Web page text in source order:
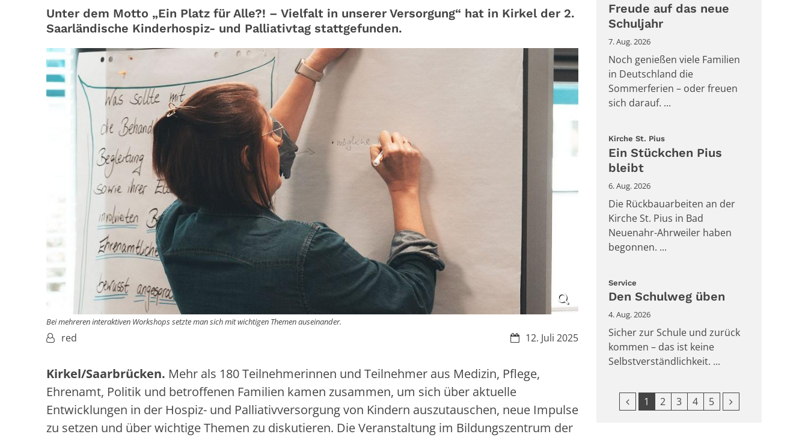
Unter dem Motto „Ein Platz für Alle?! – Vielfalt in unserer Versorgung“ hat in Kirkel der 2.
Saarländische Kinderhospiz- und Palliativtag stattgefunden.
Bei mehreren interaktiven Workshops setzte man sich mit wichtigen Themen auseinander.
Datum:12. Juli 2025
Von:red
Kirkel/Saarbrücken. Mehr als 180 Teilnehmerinnen und Teilnehmer aus Medizin, Pflege,
Ehrenamt, Politik und betroffenen Familien kamen zusammen, um sich über aktuelle
Entwicklungen in der Hospiz- und Palliativversorgung von Kindern auszutauschen, neue Impulse
zu setzen und über wichtige Themen zu diskutieren. Die Veranstaltung im Bildungszentrum der
Freude auf das neue
Schuljahr
7. Aug. 2026
Noch genießen viele Familien
in Deutschland die
Sommerferien – oder freuen
sich darauf. ...
Kirche St. Pius:
Ein Stückchen Pius
bleibt
6. Aug. 2026
Die Rückbauarbeiten an der
Kirche St. Pius in Bad
Neuenahr-Ahrweiler haben
begonnen. ...
Service
Den Schulweg üben
4. Aug. 2026
Sicher zur Schule und zurück
kommen – das ist keine
Selbstverständlichkeit. ...
Vorherige Seite
1 2 3 4 5 Nächste Seite